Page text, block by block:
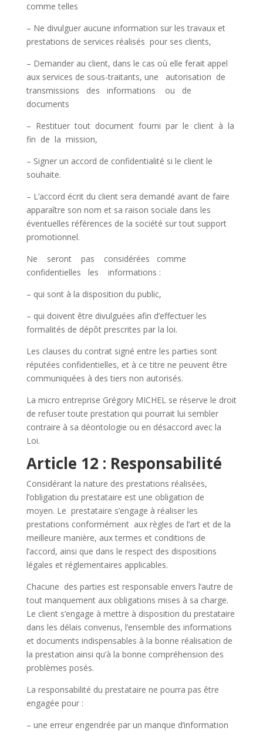
comme telles
– Ne divulguer aucune information sur les travaux et
prestations de services réalisés pour ses clients,
– Demander au client, dans le cas où elle ferait appel
aux services de sous-traitants, une autorisation de
transmissions des informations ou de
documents
– Restituer tout document fourni par le client à la
fin de la mission,
– Signer un accord de confidentialité si le client le
souhaite.
– L’accord écrit du client sera demandé avant de faire
apparaître son nom et sa raison sociale dans les
éventuelles références de la société sur tout support
promotionnel.
Ne seront pas considérées comme
confidentielles les informations :
– qui sont à la disposition du public,
– qui doivent être divulguées afin d’effectuer les
formalités de dépôt prescrites par la loi.
Les clauses du contrat signé entre les parties sont
réputées confidentielles, et à ce titre ne peuvent être
communiquées à des tiers non autorisés.
La micro entreprise Grégory MICHEL se réserve le droit
de refuser toute prestation qui pourrait lui sembler
contraire à sa déontologie ou en désaccord avec la
Loi.
Article 12 : Responsabilité
Considérant la nature des prestations réalisées,
l’obligation du prestataire est une obligation de
moyen. Le prestataire s’engage à réaliser les
prestations conformément aux règles de l’art et de la
meilleure manière, aux termes et conditions de
l’accord, ainsi que dans le respect des dispositions
légales et réglementaires applicables.
Chacune des parties est responsable envers l’autre de
tout manquement aux obligations mises à sa charge.
Le client s’engage à mettre à disposition du prestataire
dans les délais convenus, l’ensemble des informations
et documents indispensables à la bonne réalisation de
la prestation ainsi qu’à la bonne compréhension des
problèmes posés.
La responsabilité du prestataire ne pourra pas être
engagée pour :
– une erreur engendrée par un manque d’information